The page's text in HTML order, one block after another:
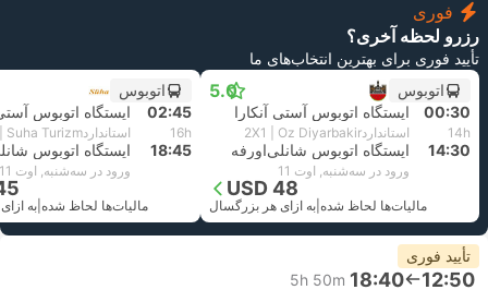
فوری
رزرو لحظه آخری؟
تأیید فوری برای بهترین انتخاب‌های ما
اتوبوس
5.0
00:30 ایستگاه اتوبوس آستی آنکارا
14h استاندارد2X1 | Oz Diyarbakir
14:30 ایستگاه اتوبوس شانلی‌اورفه
ورود در سه‌شنبه, اوت 11
USD 48
مالیات‌ها لحاظ شده به ازای هر بزرگسال
اتوبوس
02:45
ایستگاه اتوبوس
16h استاندارد2X1 | Suha Turizm
18:45 ایستگاه اتوبوس
ورود در سه‌شنبه, اوت 11
مالیات‌ها لحاظ شده به
تأیید فوری
12:50
18:40
5h 50m